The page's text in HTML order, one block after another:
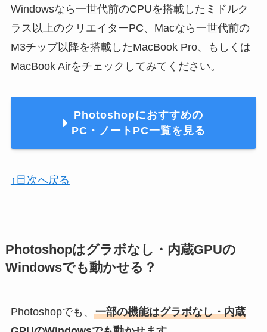
Windowsなら一世代前のCPUを搭載したミドルク
ラス以上のクリエイターPC、Macなら一世代前の
M3チップ以降を搭載したMacBook Pro、もしくは
MacBook Airをチェックしてみてください。
Photoshopにおすすめの
PC・ノートPC一覧を見る
↑目次へ戻る
Photoshopはグラボなし・内蔵GPUの
Windowsでも動かせる？
Photoshopでも、 一部の機能はグラボなし・内蔵